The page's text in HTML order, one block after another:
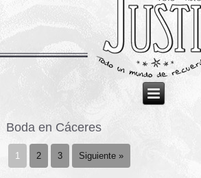
Boda en Cáceres
1 2 3 Siguiente »